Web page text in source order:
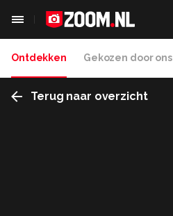
Ontdekken Gekozen door ons
Terug naar overzicht